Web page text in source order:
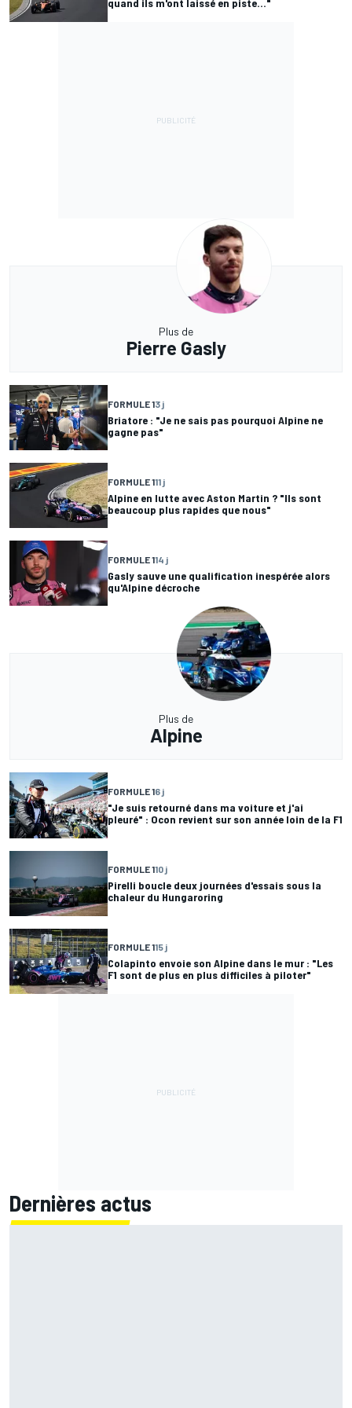
quand ils m'ont laissé en piste..."
Plus de
Pierre Gasly
FORMULE 13 j
Briatore : "Je ne sais pas pourquoi Alpine ne
gagne pas"
FORMULE 111 j
Alpine en lutte avec Aston Martin ? "Ils sont
beaucoup plus rapides que nous"
FORMULE 114 j
Gasly sauve une qualification inespérée alors
qu'Alpine décroche
Plus de
Alpine
FORMULE 16 j
"Je suis retourné dans ma voiture et j'ai
pleuré" : Ocon revient sur son année loin de la F1
FORMULE 110 j
Pirelli boucle deux journées d'essais sous la
chaleur du Hungaroring
FORMULE 115 j
Colapinto envoie son Alpine dans le mur : "Les
F1 sont de plus en plus difficiles à piloter"
Dernières actus